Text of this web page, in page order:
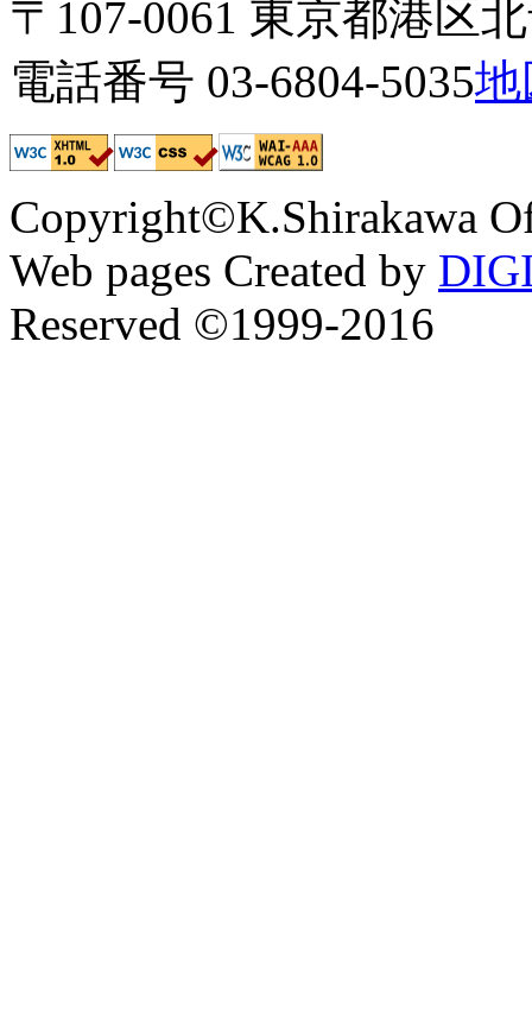
〒107-0061 東京都港区
電話番号 03-6804-5035地
Copyright©K.Shirakawa
Web pages Created by
Reserved ©1999-2016